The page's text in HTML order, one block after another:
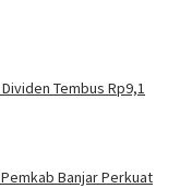
Tembus Rp9,1
Banjar Perkuat